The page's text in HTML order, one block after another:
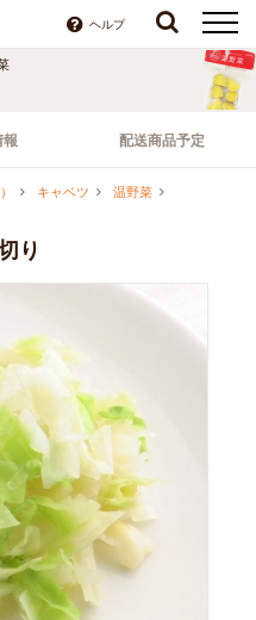
ヘルプ
配送商品予定
キャベツ
温野菜
り